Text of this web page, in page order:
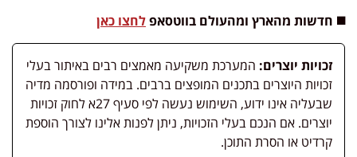
◼️ חדשות מהארץ ומהעולם בווטסאפלחצו כאן
זכויות יוצרים: המערכת משקיעה מאמצים רבים באיתור בעלי
זכויות היוצרים בתכנים המופצים ברבים. במידה ופורסמה מדיה
שבעליה אינו ידוע, השימוש נעשה לפי סעיף 27א לחוק זכויות
יוצרים. אם הנכם בעלי הזכויות, ניתן לפנות אלינו לצורך הוספת
קרדיט או הסרת התוכן.